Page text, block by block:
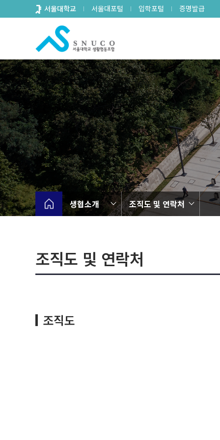
로
뉴
서울대학교 서울대포털 입학포털 증명발급
생협소개 조직도 및 연락처
조직도 및 연락처
조직도